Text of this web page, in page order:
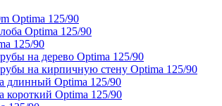
Optima 125/90
Optima 125/90
125/90
на дерево Optima 125/90
на кирпичную стену Optima 125/90
длинный Optima 125/90
короткий Optima 125/90